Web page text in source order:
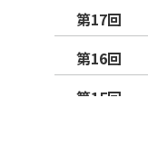
第17回
第16回
第15回